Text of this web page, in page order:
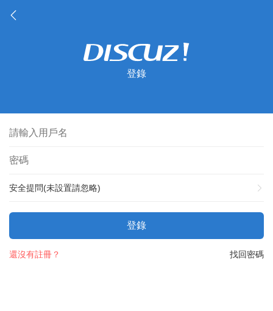
登錄
安全提問(未設置請忽略)
登錄
找回密碼
還沒有註冊？